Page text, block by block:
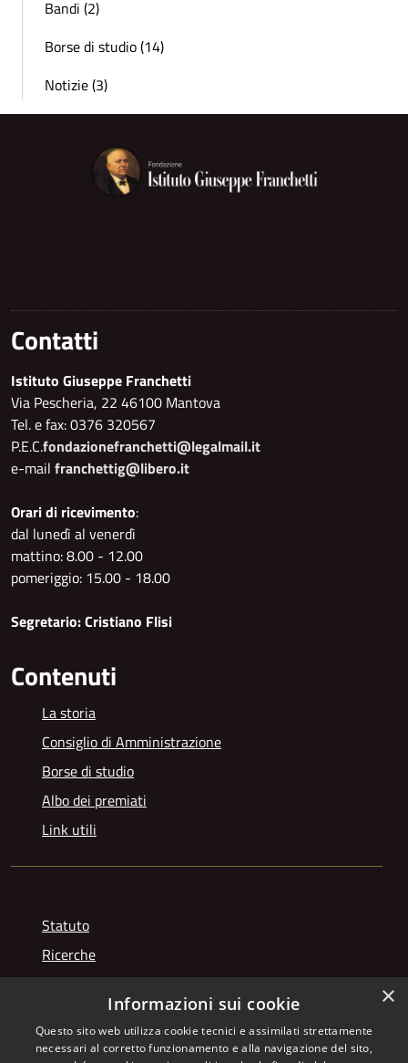
Bandi (2)
Borse di studio (14)
Notizie (3)
Contatti
Istituto Giuseppe Franchetti
Via Pescheria, 22 46100 Mantova
Tel. e fax: 0376 320567
P.E.C.fondazionefranchetti@legalmail.it
e-mail franchettig@libero.it
Orari di ricevimento:
dal lunedì al venerdì
mattino: 8.00 - 12.00
pomeriggio: 15.00 - 18.00
Segretario: Cristiano Flisi
Contenuti
La storia
Consiglio di Amministrazione
Borse di studio
Albo dei premiati
Link utili
Statuto
Ricerche
Videogallery
Photogallery
×
Informazioni sui cookie
Questo sito web utilizza cookie tecnici e assimilati strettamente
necessari al corretto funzionamento e alla navigazione del sito,